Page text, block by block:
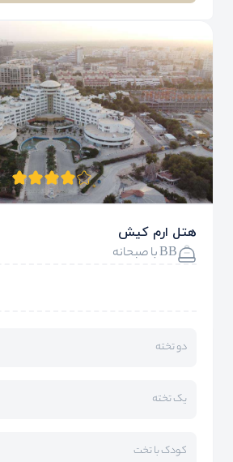
هتل ارم کیش
BB با صبحانه
دو تخته
یک تخته
کودک با تخت